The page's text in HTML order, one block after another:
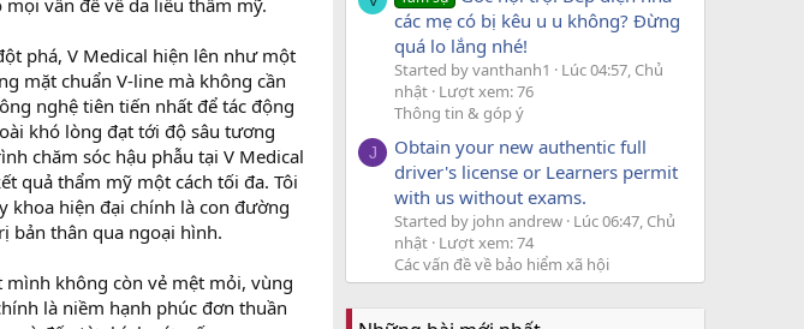
vấn đề về da liễu thẩm mỹ.
phá, V Medical hiện lên như một
mặt chuẩn V-line mà không cần
nghệ tiên tiến nhất để tác động
khó lòng đạt tới độ sâu tương
chăm sóc hậu phẫu tại V Medical
quả thẩm mỹ một cách tối đa. Tôi
khoa hiện đại chính là con đường
bản thân qua ngoại hình.
không còn vẻ mệt mỏi, vùng
là niềm hạnh phúc đơn thuần
các mẹ có bị kêu u u không? Đừng
quá lo lắng nhé!
Started by vanthanh1
Lúc 04:57, Chủ
nhật Lượt xem: 76
Thông tin & góp ý
J
Obtain your new authentic full
driver's license or Learners permit
with us without exams.
Started by john andrew Lúc 06:47, Chủ
nhật Lượt xem: 74
Các vấn đề về bảo hiểm xã hội